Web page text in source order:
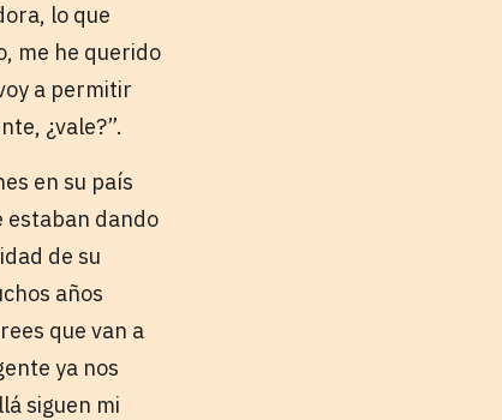
lo que
me he querido
a permitir
¿vale?”.
en su país
estaban dando
de su
años
que van a
ya nos
siguen mi